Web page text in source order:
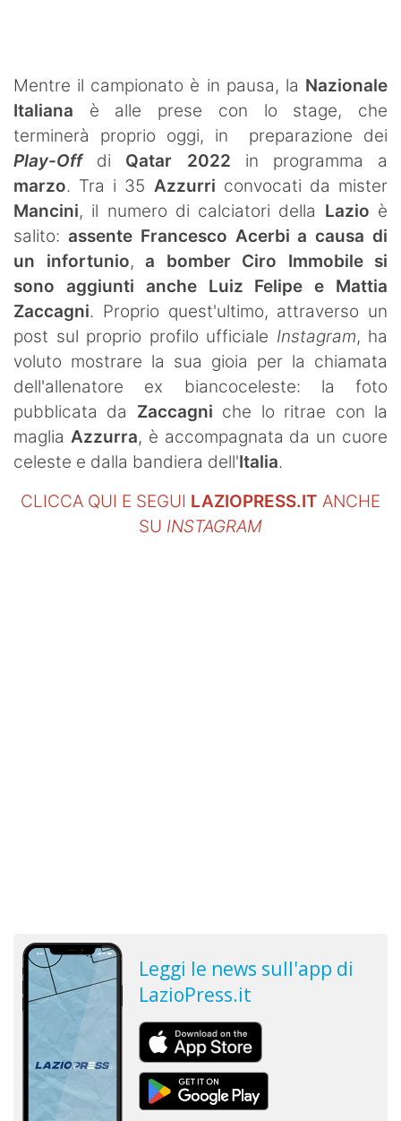
Mentre il campionato è in pausa, la Nazionale
Italiana è alle prese con lo stage, che
terminerà proprio oggi, in preparazione dei
Play-Offdi Qatar 2022 in programma a
marzo. Tra i 35 Azzurri convocati da mister
Mancini, il numero di calciatori della Lazio è
salito: assente Francesco Acerbi a causa di
un infortunio, a bomber Ciro Immobile si
sono aggiunti anche Luiz Felipe e Mattia
Zaccagni. Proprio quest'ultimo, attraverso un
post sul proprio profilo ufficiale Instagram, ha
voluto mostrare la sua gioia per la chiamata
dell'allenatore ex biancoceleste: la foto
pubblicata da Zaccagni che lo ritrae con la
maglia Azzurra, è accompagnata da un cuore
celeste e dalla bandiera dell'Italia.
CLICCA QUI E SEGUI LAZIOPRESS.IT ANCHE
SU INSTAGRAM